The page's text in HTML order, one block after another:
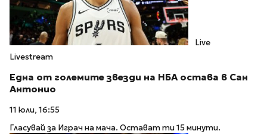
Live
Livestream
Една от големите звезди на НБА остава в Сан
Антонио
11 юли, 16:55
Гласувай за Играч на мача. Остават ти 15 минути.